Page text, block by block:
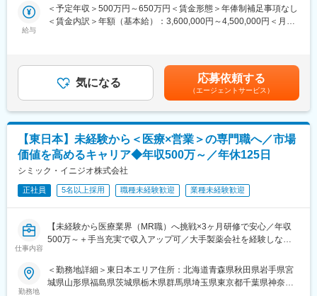
■入社後も強力なバックアップが受けられます！
も実施しており、日々の業務だけでなく中長期的な視点での相談
も可能です。また、クライアント・社内評価に基いた明確な評価
制度により、キャリアや年収アップに向けた目標を定めやすい環
少しでも医療業界でキャリア形成したい！というお気持ちのある
方は是非ご応募ください！
変更の範囲：会社の定める業務
ます。
これまでの経験を活かして新たなフィールドで活躍したい方を歓
■夜勤なし！日勤・土日祝休みで働き方改善・ワークライフバラン
スの両立が叶う！
■明確な評価制度あり！自身の成果や頑張りが客観的に評価され、
年収に反映されます。また、在籍年数が増えると永年勤続報奨金
や四半期一時金などの手当もアップします。つまり、やりがいや
努力がきちんと報われる報酬制度になっています。
《丁寧な研修・支援体制で成長を応援！》
入社後は2カ月間の研修制度がありますので、未経験の方も安心し
てご応募ください！同期社員と一緒に集中的に研修を行い、その
また、配属後も一人ひとりの知識とスキルレベルを上げるために
様々な研修をご用意しています。
《あなたの想いを実現する豊富なキャリアプランとサポート体
制！》
定める事業所
給与
＜予定年収＞500万円～650万円＜賃金形態＞年俸制補足事項なし
＜賃金内訳＞年額（基本給）：3,600,000円～4,500,000円＜月額
四半期一時金：10万円（四半期に1回、10万円程度支給）※ただし
支給条件有。他、永続勤務報奨金（3年勤務5万円支給、5年勤務
10万円…）ございます。賃金はあくまでも目安の金額であり、選
考を通じて上下する可能性があります。月給(月額)は固定手当を含
めた表記です。
気になる 応募依頼する
（エージェントサービス）
【東日本】未経験から＜医療×営業＞の専門職へ／市場
価値を高めるキャリア◆年収500万～／年休125日
シミック・イニジオ株式会社
正社員 5名以上採用 職種未経験歓迎 業種未経験歓迎
仕事内容
【未経験から医療業界（MR職）へ挑戦×3ヶ月研修で安心／年収
500万～＋手当充実で収入アップ可／大手製薬会社を経験しなが
＜入社月について＞
勤務地
＜勤務地詳細＞東日本エリア住所：北海道青森県秋田県岩手県宮
城県山形県福島県茨城県栃木県群馬県埼玉県東京都千葉県神奈川